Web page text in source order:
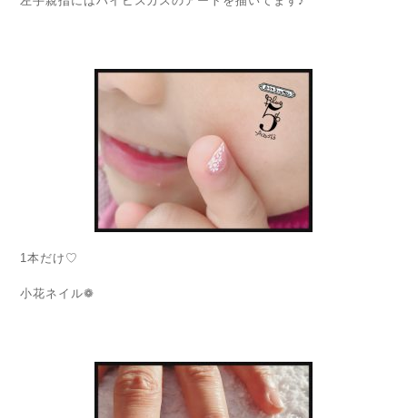
1本だけ♡
小花ネイル❁